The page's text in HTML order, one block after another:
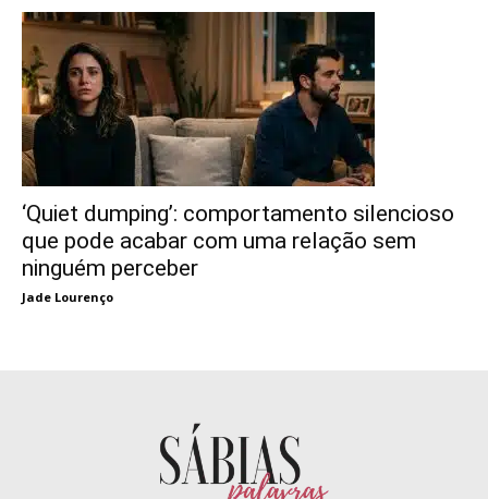
‘Quiet dumping’: comportamento silencioso
que pode acabar com uma relação sem
ninguém perceber
Jade Lourenço